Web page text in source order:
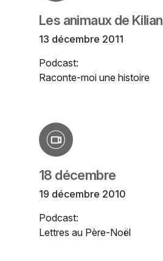
Les animaux de Kilian
13 décembre 2011
Podcast:
Raconte-moi une histoire
18 décembre
19 décembre 2010
Podcast:
Lettres au Père-Noël